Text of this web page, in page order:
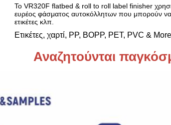
Το VR320F flatbed & roll to roll label finisher
ευρέος φάσματος αυτοκόλλητων που μπορούν να
ετικέτες κλπ.
Ετικέτες, χαρτί, PP, BOPP, PET, PVC &
Αναζητούνται